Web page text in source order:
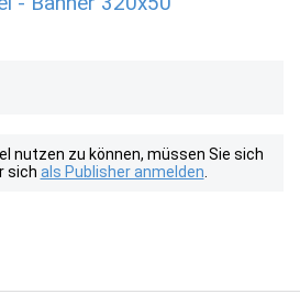
nutzen zu können, müssen Sie sich
sich als Publisher anmelden